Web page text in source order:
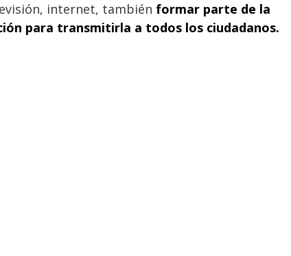
internet, también formar parte de la
para transmitirla a todos los ciudadanos.